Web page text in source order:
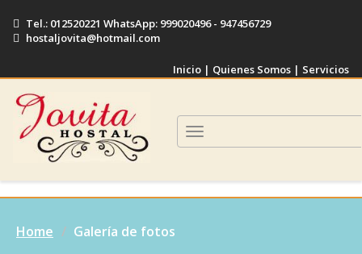
Tel.: 012520221 WhatsApp: 999020496 - 947456729
hostaljovita@hotmail.com
Inicio | Quienes Somos | Servicios
Home Galería de fotos